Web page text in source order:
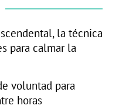
la técnica
para calmar la
voluntad para
horas